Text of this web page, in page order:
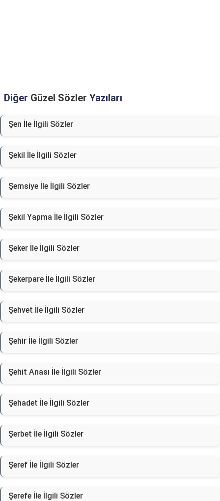
Diğer Güzel Sözler Yazıları
Şen İle İlgili Sözler
Şekil İle İlgili Sözler
Şemsiye İle İlgili Sözler
Şekil Yapma İle İlgili Sözler
Şeker İle İlgili Sözler
Şekerpare İle İlgili Sözler
Şehvet İle İlgili Sözler
Şehir İle İlgili Sözler
Şehit Anası İle İlgili Sözler
Şehadet İle İlgili Sözler
Şerbet İle İlgili Sözler
Şeref İle İlgili Sözler
Şerefe İle İlgili Sözler